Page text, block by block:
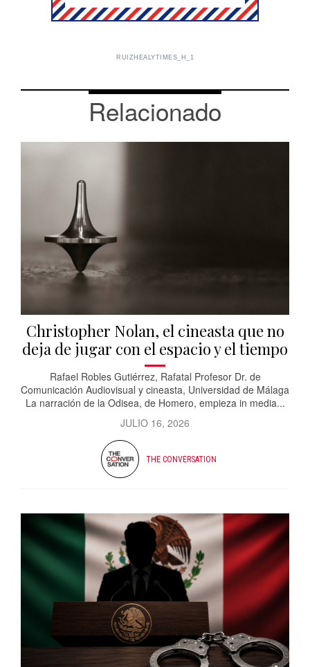
RUIZHEALYTIMES_H_1
Relacionado
Christopher Nolan, el cineasta que no
deja de jugar con el espacio y el tiempo
Rafael Robles Gutiérrez, Rafatal Profesor Dr. de
Comunicación Audiovisual y cineasta, Universidad de Málaga
La narración de la Odisea, de Homero, empieza in media...
JULIO 16, 2026
THE CONVERSATION